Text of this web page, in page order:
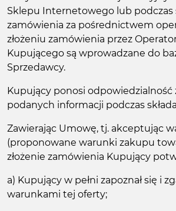
Sklepu Internetowego lub podczas
zamówienia za pośrednictwem
złożeniu zamówienia przez
Kupującego są wprowadzane do
Sprzedawcy.
Kupujący ponosi odpowiedzialność
podanych informacji podczas
Zawierając Umowę, tj. akceptując
(proponowane warunki zakupu
złożenie zamówienia Kupujący
a) Kupujący w pełni zapoznał się i
warunkami tej oferty;